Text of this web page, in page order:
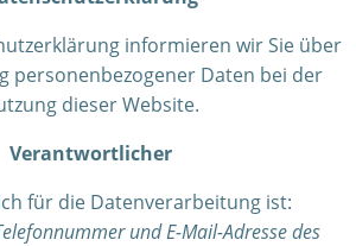
informieren wir Sie über
personenbezogener Daten bei der
dieser Website.
Verantwortlicher
für die Datenverarbeitung ist:
und E-Mail-Adresse des